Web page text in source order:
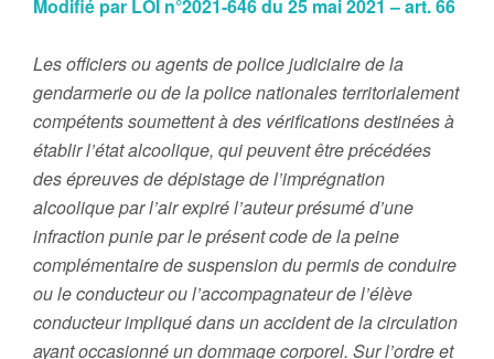
Modifié par LOI n°2021-646 du 25 mai 2021 – art. 66
Les officiers ou agents de police judiciaire de la
gendarmerie ou de la police nationales territorialement
compétents soumettent à des vérifications destinées à
établir l’état alcoolique, qui peuvent être précédées
des épreuves de dépistage de l’imprégnation
alcoolique par l’air expiré l’auteur présumé d’une
infraction punie par le présent code de la peine
complémentaire de suspension du permis de conduire
ou le conducteur ou l’accompagnateur de l’élève
conducteur impliqué dans un accident de la circulation
ayant occasionné un dommage corporel. Sur l’ordre et